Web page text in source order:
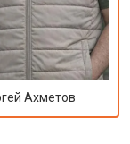
Ахметов